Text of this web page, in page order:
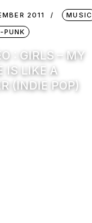
2011
MUSIC
PUNK
: GIRLS – MY
IS LIKE A
(INDIE POP)